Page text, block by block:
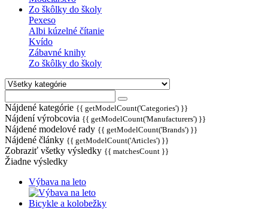
Zo škôlky do školy
Pexeso
Albi kúzelné čítanie
Kvído
Zábavné knihy
Zo škôlky do školy
Nájdené kategórie {{ getModelCount('Categories') }}
Nájdení výrobcovia {{ getModelCount('Manufacturers') }}
Nájdené modelové rady {{ getModelCount('Brands') }}
Nájdené články {{ getModelCount('Articles') }}
Zobraziť všetky výsledky {{ matchesCount }}
Žiadne výsledky
Výbava na leto
Bicykle a kolobežky